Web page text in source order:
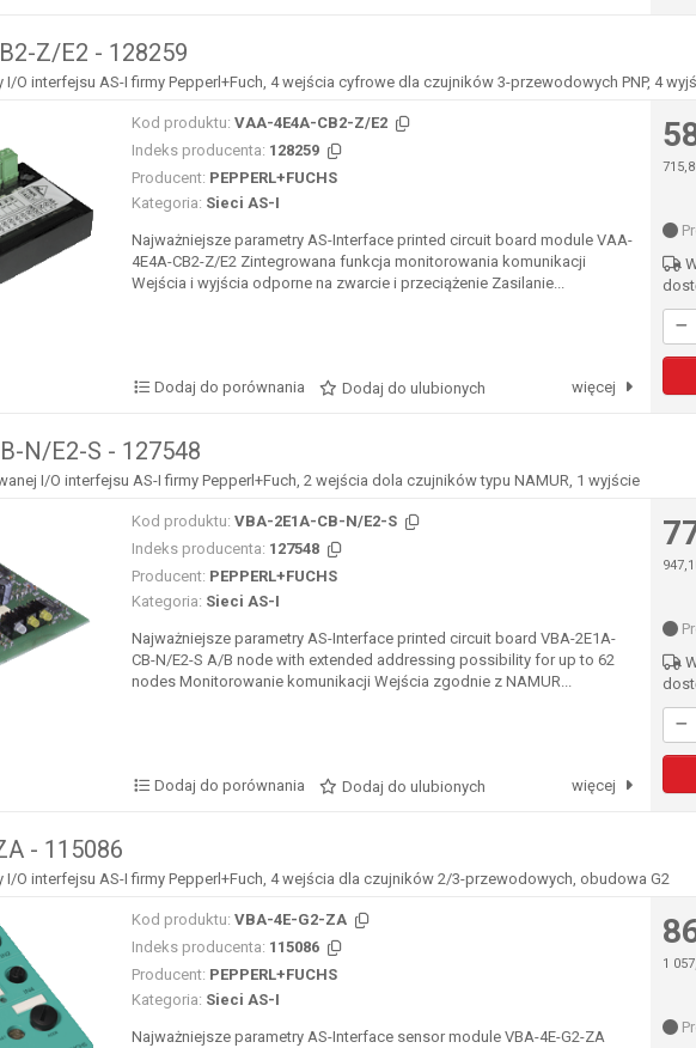
Z/E2 - 128259
I/O interfejsu AS-I firmy Pepperl+Fuch, 4 wejścia cyfrowe dla czujników 3-przewodowych PNP, 4
Kod produktu: VAA-4E4A-CB2-Z/E2
Indeks producenta: 128259
Producent: PEPPERL+FUCHS
Kategoria: Sieci AS-I
Najważniejsze parametry AS-Interface printed circuit board module VAA-
4E4A-CB2-Z/E2 Zintegrowana funkcja monitorowania komunikacji
Wejścia i wyjścia odporne na zwarcie i przeciążenie Zasilanie...
Dodaj do porównania Dodaj do ulubionych więcej
N/E2-S - 127548
I/O interfejsu AS-I firmy Pepperl+Fuch, 2 wejścia dola czujników typu NAMUR, 1 wyjście
Kod produktu: VBA-2E1A-CB-N/E2-S
Indeks producenta: 127548
Producent: PEPPERL+FUCHS
Kategoria: Sieci AS-I
Najważniejsze parametry AS-Interface printed circuit board VBA-2E1A-
CB-N/E2-S A/B node with extended addressing possibility for up to 62
nodes Monitorowanie komunikacji Wejścia zgodnie z NAMUR...
Dodaj do porównania Dodaj do ulubionych więcej
- 115086
I/O interfejsu AS-I firmy Pepperl+Fuch, 4 wejścia dla czujników 2/3-przewodowych, obudowa G2
Kod produktu: VBA-4E-G2-ZA
Indeks producenta: 115086
Producent: PEPPERL+FUCHS
Kategoria: Sieci AS-I
Najważniejsze parametry AS-Interface sensor module VBA-4E-G2-ZA
1